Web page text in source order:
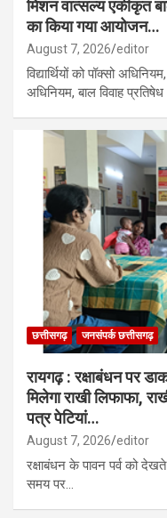
मिशन वात्सल्य एकीकृत
का किया गया आयोजन…
August 7, 2026 editor
विद्यार्थियों को पॉक्सो
अधिनियम, बाल विवाह
छत्तीसगढ़ जनसंपर्क छत्तीसगढ़
रायगढ़ : रक्षाबंधन पर
मिलेगा राखी लिफाफा,
पत्र पेटियां…
August 7, 2026 editor
रक्षाबंधन के पावन पर्व को
समय पर…